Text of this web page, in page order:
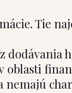
Tie
dodávania
oblasti
nemajú